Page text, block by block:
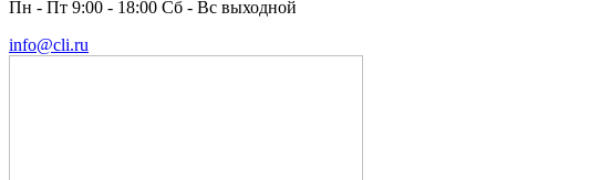
Пн - Пт 9:00 - 18:00 Сб - Вс выходной
info@cli.ru